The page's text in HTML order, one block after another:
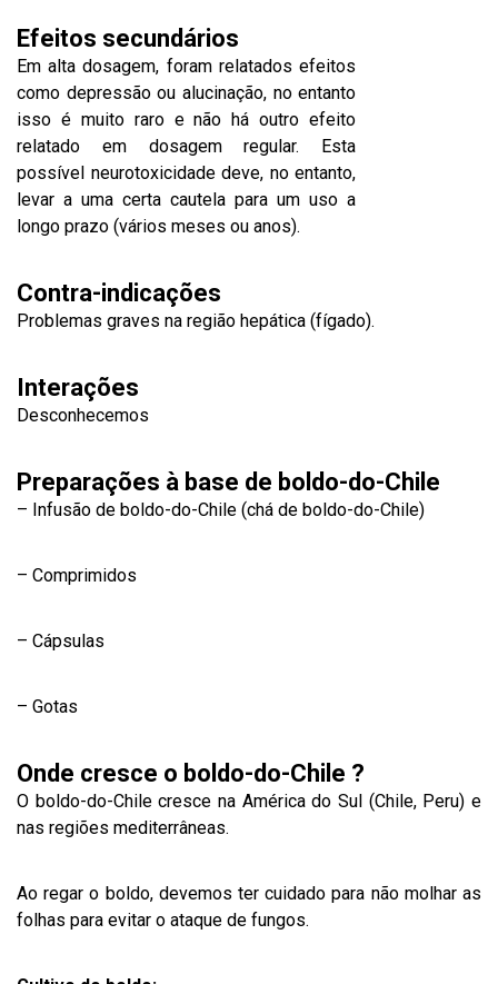
Efeitos secundários
Em alta dosagem, foram relatados efeitos
como depressão ou alucinação, no entanto
isso é muito raro e não há outro efeito
relatado em dosagem regular. Esta
possível neurotoxicidade deve, no entanto,
levar a uma certa cautela para um uso a
longo prazo (vários meses ou anos).
Contra-indicações
Problemas graves na região hepática (fígado).
Interações
Desconhecemos
Preparações à base de boldo-do-Chile
– Infusão de boldo-do-Chile (chá de boldo-do-Chile)
– Comprimidos
– Cápsulas
– Gotas
Onde cresce o boldo-do-Chile ?
O boldo-do-Chile cresce na América do Sul (Chile, Peru) e
nas regiões mediterrâneas.
Ao regar o boldo, devemos ter cuidado para não molhar as
folhas para evitar o ataque de fungos.